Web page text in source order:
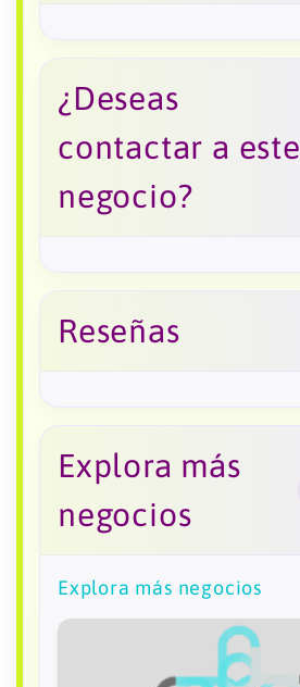
¿Deseas
contactar a este
negocio?
Reseñas
Explora más
negocios
Explora más negocios